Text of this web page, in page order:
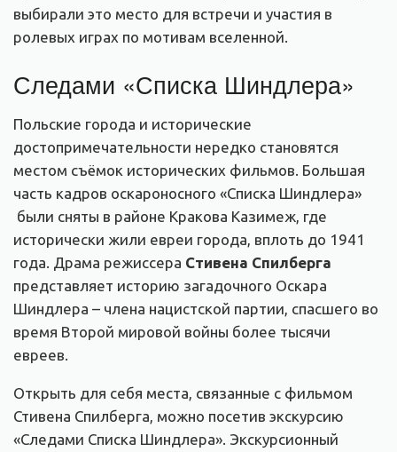
выбирали это место для встречи и участия в
ролевых играх по мотивам вселенной.
Следами «Списка Шиндлера»
Польские города и исторические
достопримечательности нередко становятся
местом съёмок исторических фильмов. Большая
часть кадров оскароносного «Списка Шиндлера»
были сняты в районе Кракова Казимеж, где
исторически жили евреи города, вплоть до 1941
года. Драма режиссера Стивена Спилберга
представляет историю загадочного Оскара
Шиндлера – члена нацистской партии, спасшего во
время Второй мировой войны более тысячи
евреев.
Открыть для себя места, связанные с фильмом
Стивена Спилберга, можно посетив экскурсию
«Следами Списка Шиндлера». Экскурсионный